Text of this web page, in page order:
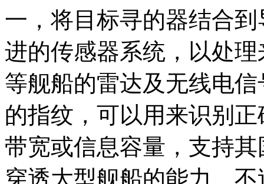
一，将目标寻的器结合
进的传感器系统，以处
等舰船的雷达及无线电
的指纹，可以用来识别
带宽或信息容量，支持
穿透大型舰船的能力。